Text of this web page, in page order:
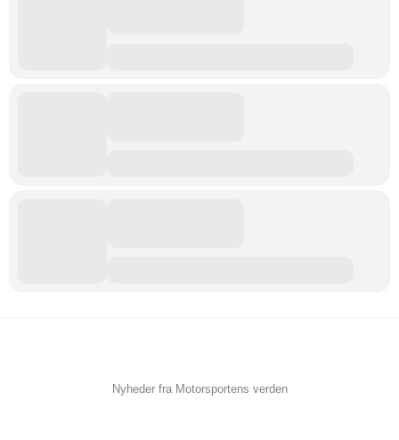
Nyheder fra Motorsportens verden